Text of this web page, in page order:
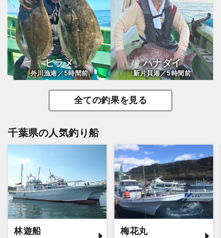
ヒラメ
外川漁港／5時間前
ハナダイ
新片貝港／5時間前
全ての釣果を見る
千葉県の人気釣り船
林遊船 梅花丸